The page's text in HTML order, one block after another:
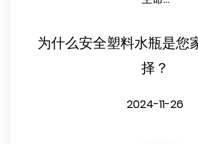
为什么安全塑料水瓶是您
择？
2024-11-26